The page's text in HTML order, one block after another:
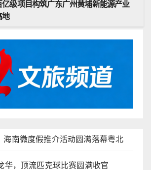
亿级项目构筑广东广州黄埔新能源产业
地
海南微度假推介活动圆满落幕粤北
华，顶流匹克球比赛圆满收官